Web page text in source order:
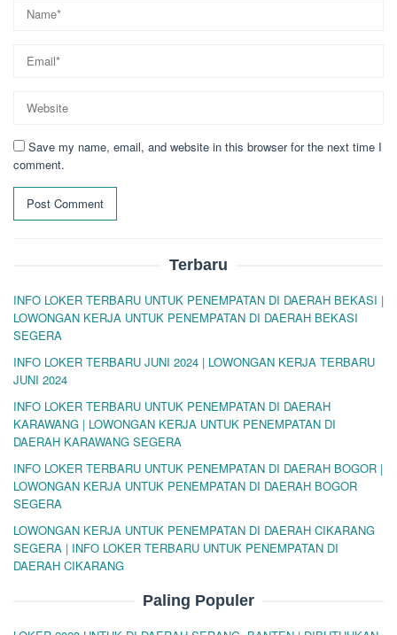
Save my name, email, and website in this browser for the next time I
comment.
Terbaru
INFO LOKER TERBARU UNTUK PENEMPATAN DI DAERAH BEKASI |
LOWONGAN KERJA UNTUK PENEMPATAN DI DAERAH BEKASI
SEGERA
INFO LOKER TERBARU JUNI 2024 | LOWONGAN KERJA TERBARU
JUNI 2024
INFO LOKER TERBARU UNTUK PENEMPATAN DI DAERAH
KARAWANG | LOWONGAN KERJA UNTUK PENEMPATAN DI
DAERAH KARAWANG SEGERA
INFO LOKER TERBARU UNTUK PENEMPATAN DI DAERAH BOGOR |
LOWONGAN KERJA UNTUK PENEMPATAN DI DAERAH BOGOR
SEGERA
LOWONGAN KERJA UNTUK PENEMPATAN DI DAERAH CIKARANG
SEGERA | INFO LOKER TERBARU UNTUK PENEMPATAN DI
DAERAH CIKARANG
Paling Populer